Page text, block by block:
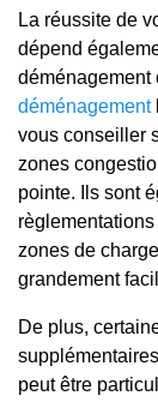
La réussite de
dépend
déménagement
déménagement
vous conseiller
zones
pointe. Ils sont
zones de
grandement
De plus,
peut être